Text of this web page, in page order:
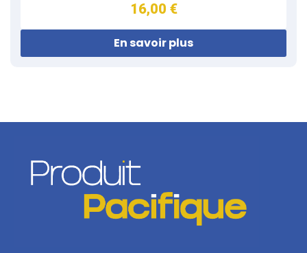
16,00 €
En savoir plus